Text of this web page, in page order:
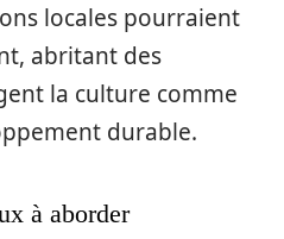
locales pourraient
abritant des
la culture comme
durable.
à aborder